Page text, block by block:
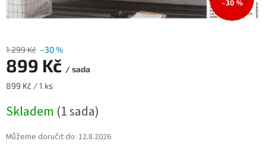
–30 %
1 299 Kč –30 %
899 Kč / sada
Měrná
899 Kč / 1 ks
Skladem (1 sada)
Můžeme doručit do: 12.8.2026